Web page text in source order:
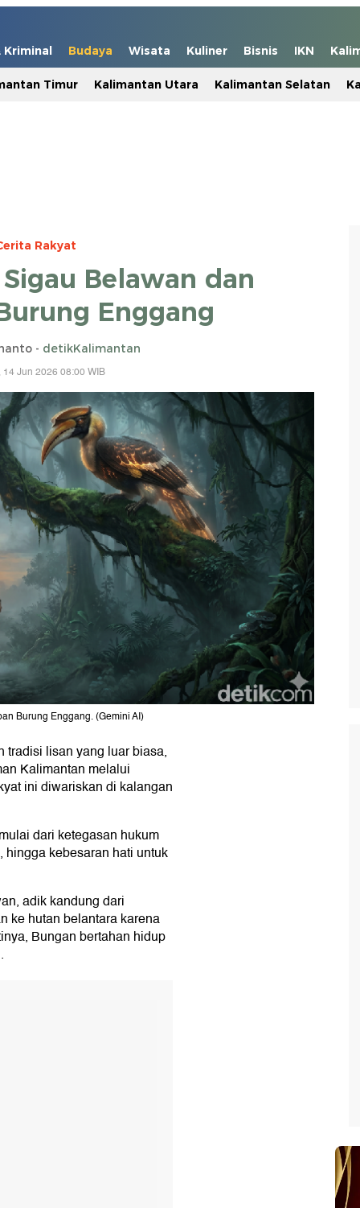
Kriminal Budaya Wisata Kuliner Bisnis IKN
Timur Kalimantan Utara Kalimantan Selatan
Rakyat
Belawan dan
Enggang
- detikKalimantan
Jun 2026 08:00 WIB
Burung Enggang. (Gemini AI)
tradisi lisan yang luar biasa,
Kalimantan melalui
ini diwariskan di kalangan
dari ketegasan hukum
kebesaran hati untuk
adik kandung dari
ke hutan belantara karena
Bungan bertahan hidup